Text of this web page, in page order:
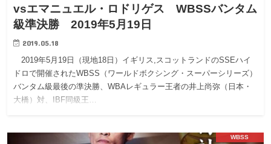
vsエマニュエル・ロドリゲス WBSSバンタム
級準決勝 2019年5月19日
2019.05.18
2019年5月19日（現地18日）イギリス,スコットランドのSSEハイ
ドロで開催されたWBSS（ワールドボクシング・スーパーシリーズ）
バンタム級最後の準決勝、WBAレギュラー王者の井上尚弥（日本・
大橋）対、IBF同級王…
WBSS